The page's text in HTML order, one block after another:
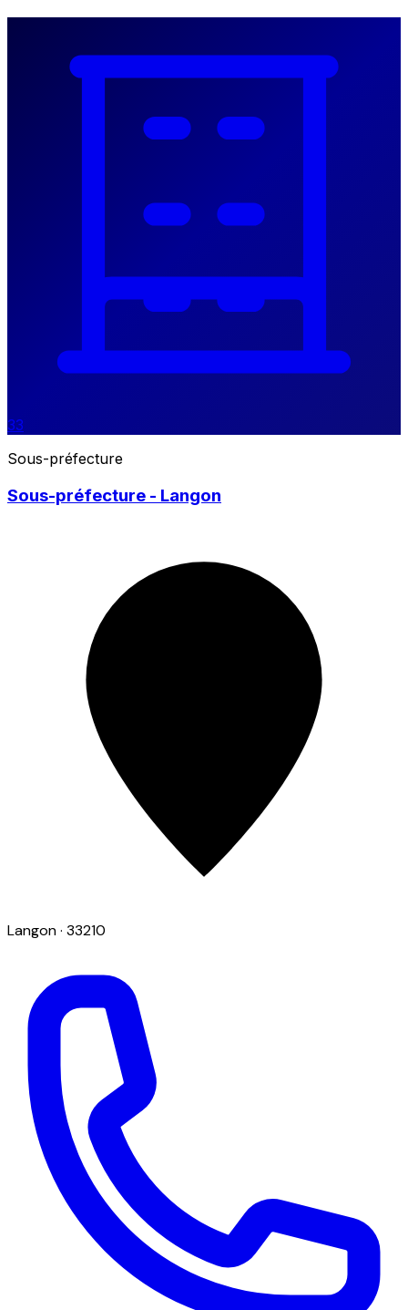
33
Sous-préfecture
Sous-préfecture - Langon
Langon· 33210